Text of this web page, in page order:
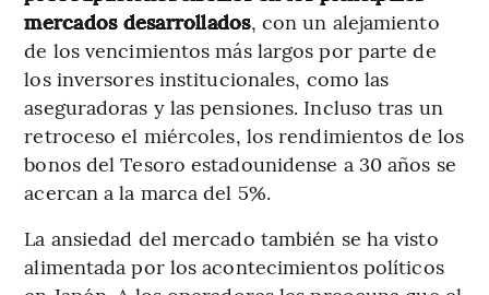
mercados desarrollados, con un alejamiento
de los vencimientos más largos por parte de
los inversores institucionales, como las
aseguradoras y las pensiones. Incluso tras un
retroceso el miércoles, los rendimientos de los
bonos del Tesoro estadounidense a 30 años se
acercan a la marca del 5%.
La ansiedad del mercado también se ha visto
alimentada por los acontecimientos políticos